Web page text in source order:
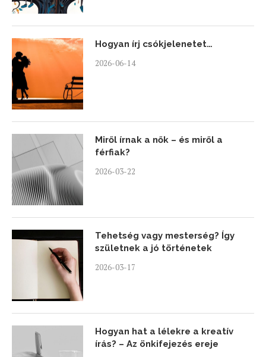
Hogyan írj csókjelenetet…
2026-06-14
Miről írnak a nők – és miről a
férfiak?
2026-03-22
Tehetség vagy mesterség? Így
születnek a jó történetek
2026-03-17
Hogyan hat a lélekre a kreatív
írás? – Az önkifejezés ereje